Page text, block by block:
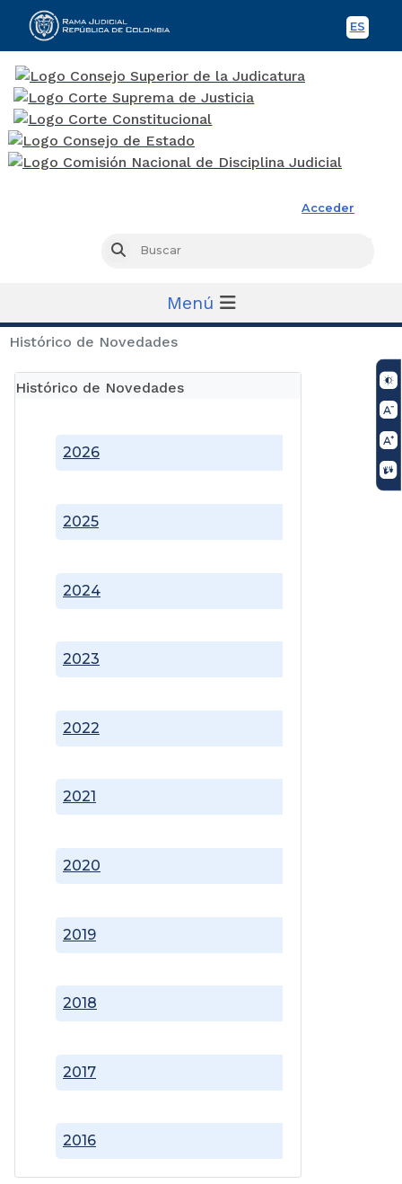
ES
Acceder
Buscar
Menú
Histórico de Novedades
Histórico de Novedades
2016
2017
2018
2019
2020
2021
2022
2023
2024
2025
2026